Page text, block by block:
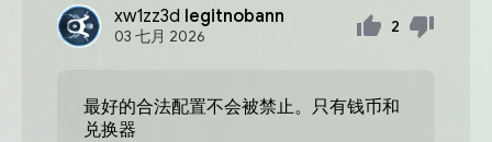
xw1zz3d legitnobann
03 七月 2026
2
最好的合法配置不会被禁止。只有钱币和
兑换器